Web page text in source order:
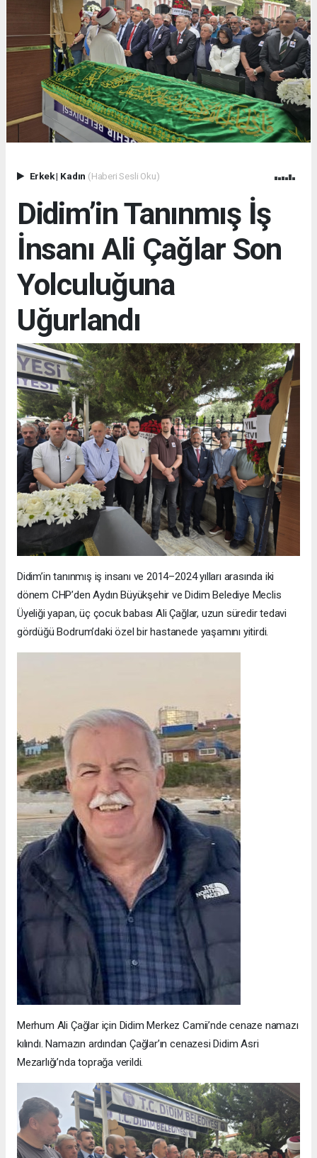
Erkek| Kadın (Haberi Sesli Oku)
Didim’in Tanınmış İş
İnsanı Ali Çağlar Son
Yolculuğuna
Uğurlandı
Didim’in tanınmış iş insanı ve 2014–2024 yılları arasında iki
dönem CHP’den Aydın Büyükşehir ve Didim Belediye Meclis
Üyeliği yapan, üç çocuk babası Ali Çağlar, uzun süredir tedavi
gördüğü Bodrum’daki özel bir hastanede yaşamını yitirdi.
Merhum Ali Çağlar için Didim Merkez Camii’nde cenaze namazı
kılındı. Namazın ardından Çağlar’ın cenazesi Didim Asri
Mezarlığı’nda toprağa verildi.